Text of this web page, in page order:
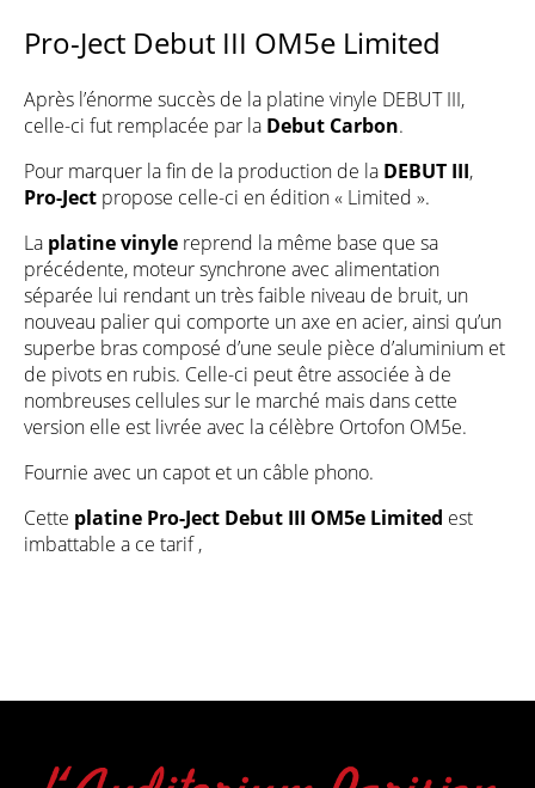
Pro-Ject Debut III OM5e Limited
Après l’énorme succès de la platine vinyle DEBUT III,
celle-ci fut remplacée par la Debut Carbon.
Pour marquer la fin de la production de la DEBUT III,
Pro-Ject propose celle-ci en édition « Limited ».
La platine vinyle reprend la même base que sa
précédente, moteur synchrone avec alimentation
séparée lui rendant un très faible niveau de bruit, un
nouveau palier qui comporte un axe en acier, ainsi qu’un
superbe bras composé d’une seule pièce d’aluminium et
de pivots en rubis. Celle-ci peut être associée à de
nombreuses cellulessur le marché mais dans cette
version elle est livrée avec la célèbre Ortofon OM5e.
Fournie avec un capot et un câble phono.
Cette platine Pro-Ject Debut III OM5e Limited est
imbattable a ce tarif ,